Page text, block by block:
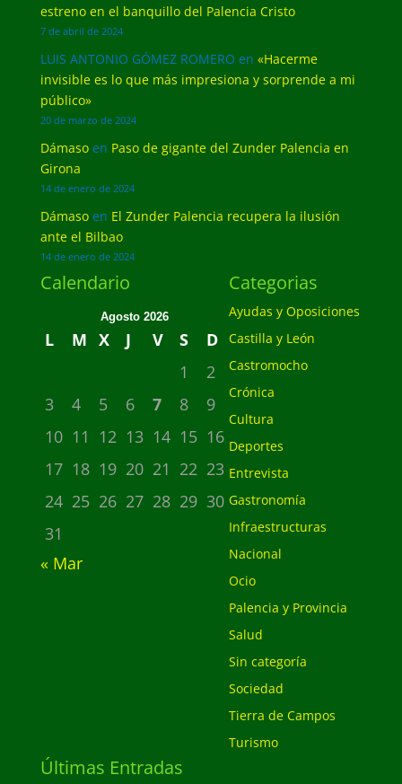
estreno en el banquillo del Palencia Cristo
7 de abril de 2024
LUIS ANTONIO GÓMEZ ROMERO en «Hacerme
invisible es lo que más impresiona y sorprende a mi
público»
20 de marzo de 2024
Dámasoen Paso de gigante del Zunder Palencia en
Girona
14 de enero de 2024
Dámasoen El Zunder Palencia recupera la ilusión
ante el Bilbao
14 de enero de 2024
Calendario
Agosto 2026
L M X J V S
D
1
2
3
4 5 6 7 8
9
10 11 12 13 14 15 16
17 18 19 20 21 22 23
24 25 26 27 28 29 30
31
« Mar
Categorias
Ayudas y Oposiciones
Castilla y León
Castromocho
Crónica
Cultura
Deportes
Entrevista
Gastronomía
Infraestructuras
Nacional
Ocio
Palencia y Provincia
Salud
Sin categoría
Sociedad
Tierra de Campos
Turismo
Últimas Entradas